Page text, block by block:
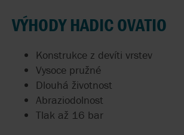
VÝHODY HADIC OVATIO
Konstrukce z devíti vrstev
Vysoce pružné
Dlouhá životnost
Abraziodolnost
Tlak až 16